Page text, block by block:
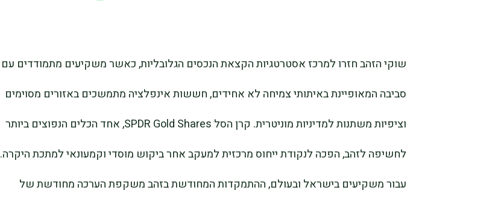
שוקי הזהב חזרו למרכז אסטרטגיות הקצאת הנכסים הגלובליות, כאשר משקיעים מתמודדים עם
סביבה המאופיינת באיתותי צמיחה לא אחידים, חששות אינפלציה מתמשכים באזורים מסוימים
וציפיות משתנות למדיניות מוניטרית. קרן הסל SPDR Gold Shares, אחד הכלים הנפוצים ביותר
לחשיפה לזהב, הפכה לנקודת ייחוס מרכזית למעקב אחר ביקוש מוסדי וקמעונאי למתכת היקרה.
עבור משקיעים בישראל ובעולם, ההתמקדות המחודשת בזהב משקפת הערכה מחודשת של